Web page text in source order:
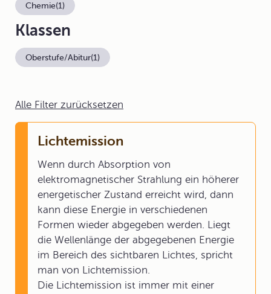
Alle Filter zurücksetzen
Lichtemission
Wenn durch Absorption von
elektromagnetischer Strahlung ein höherer
energetischer Zustand erreicht wird, dann
kann diese Energie in verschiedenen
Formen wieder abgegeben werden. Liegt
die Wellenlänge der abgegebenen Energie
im Bereich des sichtbaren Lichtes, spricht
man von Lichtemission.
Die Lichtemission ist immer mit einer
Chemie(1)
Klassen
Oberstufe/Abitur(1)